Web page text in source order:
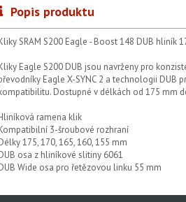
Popis produktu
SRAM S200 Eagle - Boost 148 DUB hliník
Eagle S200 DUB jsou navrženy pro
Eagle X-SYNC 2 a technologii DUB
Dostupné v délkách od 175 mm
ramena klik
3-šroubové rozhraní
175, 170, 165, 160, 155 mm
osa z hliníkové slitiny 6061
Wide osa pro řetězovou linku 55 mm